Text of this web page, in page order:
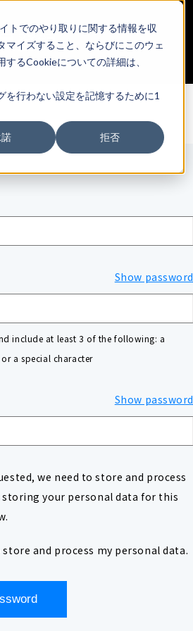
トでのやり取りに関する情報を収
イズすること、ならびにこのウェ
るCookieについての詳細は、
行わない設定を記憶するために1
拒否
登録
Show password
include at least 3 of the following: a
a special character
Show password
we need to store and process
your personal data for this
store and process my personal data.